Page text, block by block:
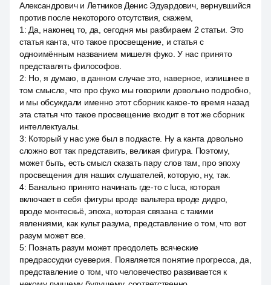
Александрович и Летников Денис Эдуардович, вернувшийся
против после некоторого отсутствия, скажем,
1 : Да, наконец то, да, сегодня мы разбираем 2 статьи. Это
статья канта, что такое просвещение, и статья с
одноимённым названием мишеля фуко. У нас принято
представлять философов.
2: Но, я думаю, в данном случае это, наверное, излишнее в
том смысле, что про фуко мы говорили довольно подробно,
и мы обсуждали именно этот сборник какое-то время назад
эта статья что такое просвещение входит в тот же сборник
интеллектуалы.
3: Который у нас уже был в подкасте. Ну а канта довольно
сложно вот так представить, великая фигура. Поэтому,
может быть, есть смысл сказать пару слов там, про эпоху
просвещения для наших слушателей, которую, ну, так.
4: Банально принято начинать где-то с luca, которая
включает в себя фигуры вроде вальтера вроде дидро,
вроде монтескьё, эпоха, которая связана с такими
явлениями, как культ разума, представление о том, что вот
разум может все.
5: Познать разум может преодолеть всяческие
предрассудки суеверия. Появляется понятие прогресса, да,
представление о том, что человечество развивается к